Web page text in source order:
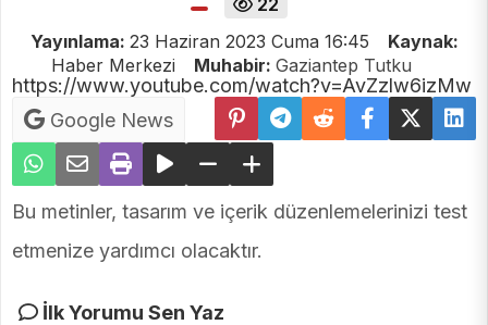
Yayınlama: 23 Haziran 2023 Cuma 16:45
Kaynak:
Haber Merkezi
Muhabir: Gaziantep Tutku
https://www.youtube.com/watch?v=AvZzlw6izMw
Google News
Bu metinler, tasarım ve içerik düzenlemelerinizi test
etmenize yardımcı olacaktır.
İlk Yorumu Sen Yaz